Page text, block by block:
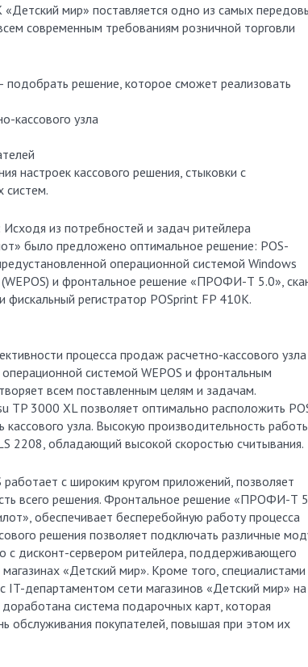
мир» поставляется одно из самых
современным требованиям розничной торговли
решение, которое сможет реализовать
кассового узла
настроек кассового решения, стыковки с
систем.
из потребностей и задач ритейлера
было предложено оптимальное решение: POS-
операционной системой Windows
и фронтальное решение «ПРОФИ-Т 5.0»,
регистратор POSprint FP 410K.
процесса продаж расчетно-кассового узла
системой WEPOS и фронтальным
всем поставленным целям и задачам.
TP 3000 XL позволяет оптимально расположить
узла. Высокую производительность
2208, обладающий высокой скоростью считывания.
с широким кругом приложений, позволяет
всего решения. Фронтальное решение «ПРОФИ-Т
обеспечивает бесперебойную работу процесса
решения позволяет подключать различные
дисконт-сервером ритейлера, поддерживающего
«Детский мир». Кроме того, специалистами
IT-департаментом сети магазинов «Детский мир» на
система подарочных карт, которая
обслуживания покупателей, повышая при этом их